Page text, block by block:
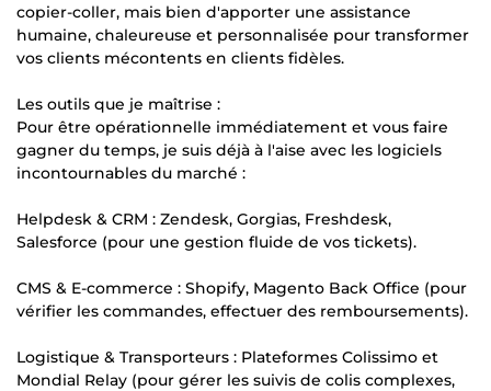
copier-coller, mais bien d'apporter une assistance
humaine, chaleureuse et personnalisée pour transformer
vos clients mécontents en clients fidèles.
Les outils que je maîtrise :
Pour être opérationnelle immédiatement et vous faire
gagner du temps, je suis déjà à l'aise avec les logiciels
incontournables du marché :
Helpdesk & CRM : Zendesk, Gorgias, Freshdesk,
Salesforce (pour une gestion fluide de vos tickets).
CMS & E-commerce : Shopify, Magento Back Office (pour
vérifier les commandes, effectuer des remboursements).
Logistique & Transporteurs : Plateformes Colissimo et
Mondial Relay (pour gérer les suivis de colis complexes,